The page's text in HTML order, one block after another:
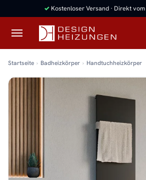
✓ Kostenloser Versand · Direkt
Startseite Badheizkörper Handtuchheizkörper